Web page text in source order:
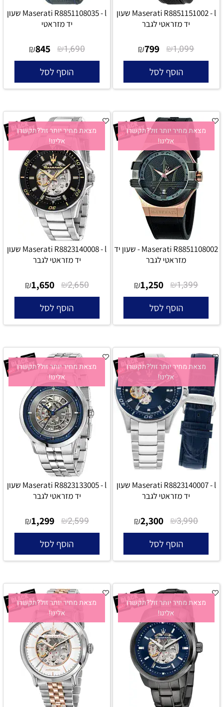
Maserati R8851151002 - l שעון
יד מזראטי לגבר
₪1,099
₪799
הוסף לסל
Maserati R8851108035 - l שעון
יד מזראטי
₪1,690
₪845
הוסף לסל
מצאת מחיר יותר זול?תקשרו
אלינו!
Maserati R8851108002 - שעון יד
מזראטי לגבר
₪1,399
₪1,250
הוסף לסל
מצאת מחיר יותר זול?תקשרו
אלינו!
Maserati R8823140008 - l שעון
יד מזראטי לגבר
₪2,650
₪1,650
הוסף לסל
מצאת מחיר יותר זול?תקשרו
אלינו!
Maserati R8823140007 - l שעון
יד מזראטי לגבר
₪3,990
₪2,300
הוסף לסל
מצאת מחיר יותר זול?תקשרו
אלינו!
Maserati R8823133005 - l שעון
יד מזראטי לגבר
₪2,599
₪1,299
הוסף לסל
מצאת מחיר יותר זול?תקשרו
אלינו!
מצאת מחיר יותר זול?תקשרו
אלינו!